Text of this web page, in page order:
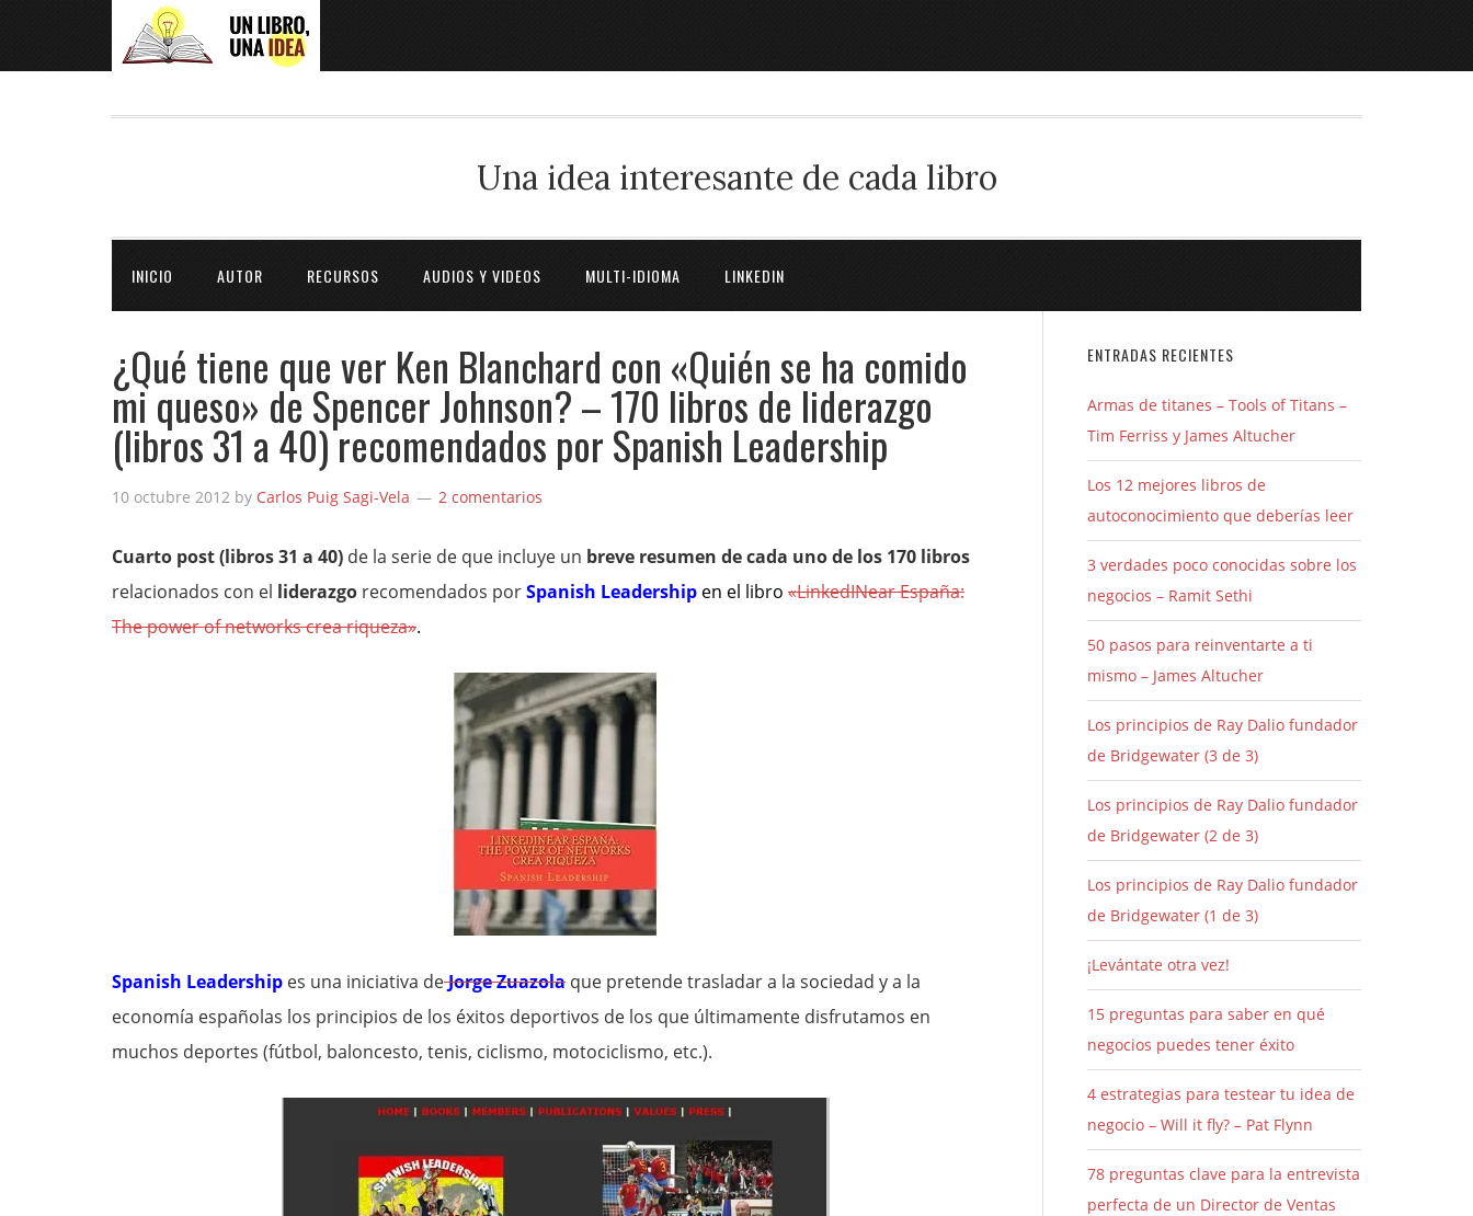
Una idea interesante de cada libro
INICIO AUTOR RECURSOS AUDIOS Y VIDEOS MULTI-IDIOMA LINKEDIN
¿Qué tiene que ver Ken Blanchard con «Quién se ha comido
mi queso» de Spencer Johnson? – 170 libros de liderazgo
(libros 31 a 40) recomendados por Spanish Leadership
10 octubre 2012 by Carlos Puig Sagi-Vela 2 comentarios
Cuarto post (libros 31 a 40) de la serie de que incluye un breve resumen de cada uno de los 170 libros
relacionados con el liderazgo recomendados porSpanish Leadership en el libro «LinkedINear España:
The power of networks crea riqueza».
Spanish Leadership es una iniciativa deJorge Zuazola que pretende trasladar a la sociedad y a la
economía españolas los principios de los éxitos deportivos de los que últimamente disfrutamos en
muchos deportes (fútbol, baloncesto, tenis, ciclismo, motociclismo, etc.).
ENTRADAS RECIENTES
Armas de titanes – Tools of Titans –
Tim Ferriss y James Altucher
Los 12 mejores libros de
autoconocimiento que deberías leer
3 verdades poco conocidas sobre los
negocios – Ramit Sethi
50 pasos para reinventarte a ti
mismo – James Altucher
Los principios de Ray Dalio fundador
de Bridgewater (3 de 3)
Los principios de Ray Dalio fundador
de Bridgewater (2 de 3)
Los principios de Ray Dalio fundador
de Bridgewater (1 de 3)
¡Levántate otra vez!
15 preguntas para saber en qué
negocios puedes tener éxito
4 estrategias para testear tu idea de
negocio – Will it fly? – Pat Flynn
78 preguntas clave para la entrevista
perfecta de un Director de Ventas